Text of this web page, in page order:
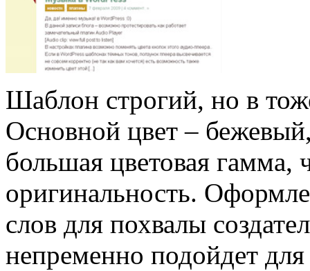
Шаблон строгий, но в
Основной цвет –
большая цветовая гамма,
оригинальность.
слов для похвалы
непременно подойдет